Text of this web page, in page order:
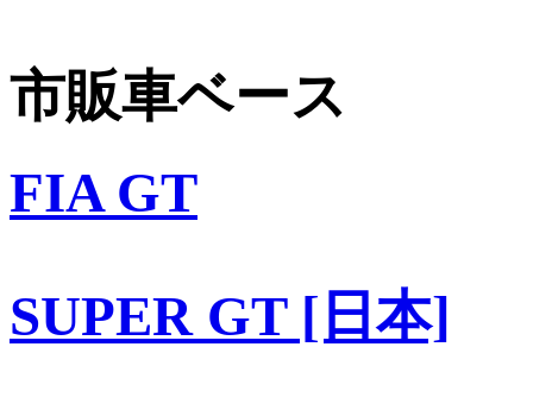
市販車ベース
FIA GT
SUPER GT [日本]